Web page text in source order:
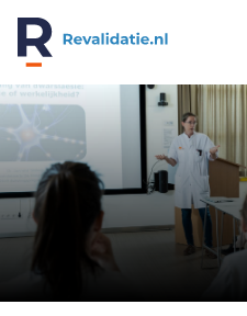
REVALIDATIE.NL